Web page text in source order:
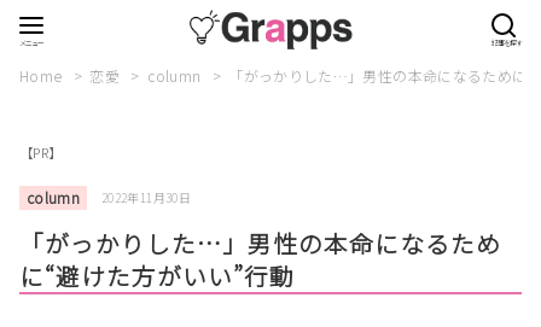
Home 恋愛 column 「がっかりした…」男性の本命になるために“
【PR】
column 2022年11月30日
「がっかりした…」男性の本命になるため
に“避けた方がいい”行動